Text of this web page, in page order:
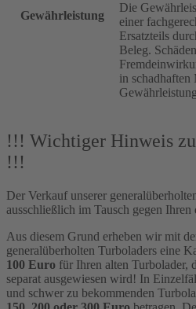
Gewährleistung
Die
einer
Ersatzteils
Beleg.
in
!!! Wichtiger Hinweis
!!!
Der Verkauf unserer
ausschließlich im Tausch gegen
Aus diesem Grund erheben wir mit
generalüberholten Turboladers eine
100 Euro für Ihren alten Turbolader,
separat ausgewiesen wird! In
und schwer zu bekommenden